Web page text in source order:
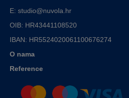
E: studio@nuvola.hr
OIB: HR43441108520
IBAN: HR5524020061100676274
O nama
Reference